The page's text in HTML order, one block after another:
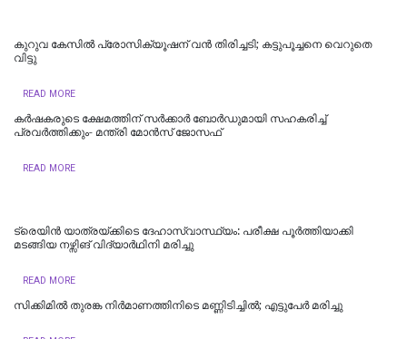
കുറുവ കേസിൽ പ്രോസിക്യൂഷന് വൻ തിരിച്ചടി; കട്ടുപൂച്ചനെ വെറുതെ
വിട്ടു
READ MORE
കർഷകരുടെ ക്ഷേമത്തിന് സർക്കാർ ബോർഡുമായി സഹകരിച്ച്
പ്രവർത്തിക്കും- മന്ത്രി മോൻസ് ജോസഫ്
READ MORE
ട്രെയിൻ യാത്രയ്ക്കിടെ ദേഹാസ്വാസ്ഥ്യം: പരീക്ഷ പൂർത്തിയാക്കി
മടങ്ങിയ നഴ്സിങ് വിദ്യാർഥിനി മരിച്ചു
READ MORE
സിക്കിമിൽ തുരങ്ക നിർമാണത്തിനിടെ മണ്ണിടിച്ചിൽ; എട്ടുപേർ മരിച്ചു